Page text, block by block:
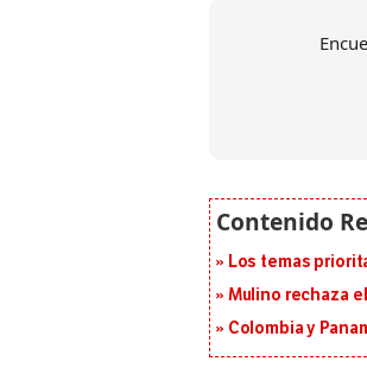
Los temas
Mulino rechaza
Colombia y